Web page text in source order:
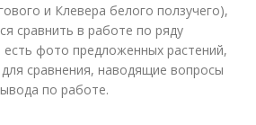
и Клевера белого ползучего),
сравнить в работе по ряду
есть фото предложенных растений,
сравнения, наводящие вопросы
по работе.